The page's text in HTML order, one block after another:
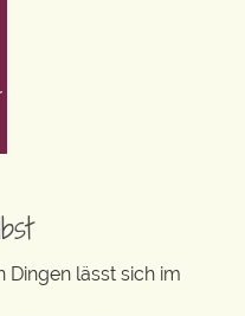
lässt sich im